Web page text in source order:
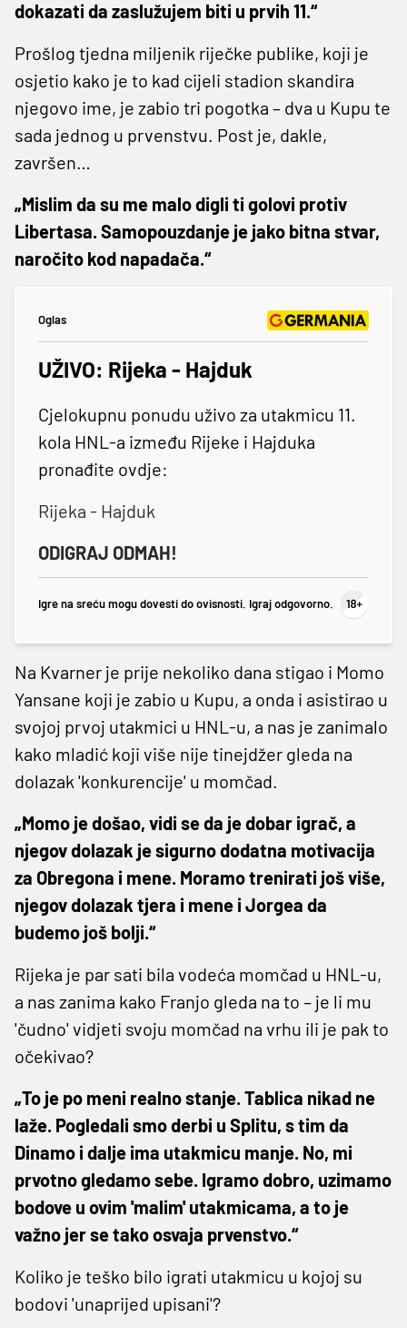
dokazati da zaslužujem biti u prvih 11.“
Prošlog tjedna miljenik riječke publike, koji je
osjetio kako je to kad cijeli stadion skandira
njegovo ime, je zabio tri pogotka – dva u Kupu te
sada jednog u prvenstvu. Post je, dakle,
završen…
„Mislim da su me malo digli ti golovi protiv
Libertasa. Samopouzdanje je jako bitna stvar,
naročito kod napadača.“
Oglas
UŽIVO: Rijeka - Hajduk
Cjelokupnu ponudu uživo za utakmicu 11.
kola HNL-a između Rijeke i Hajduka
pronađite ovdje:
Rijeka - Hajduk
ODIGRAJ ODMAH!
Igre na sreću mogu dovesti do ovisnosti. Igraj odgovorno.
Na Kvarner je prije nekoliko dana stigao i Momo
Yansane koji je zabio u Kupu, a onda i asistirao u
svojoj prvoj utakmici u HNL-u, a nas je zanimalo
kako mladić koji više nije tinejdžer gleda na
dolazak 'konkurencije' u momčad.
„Momo je došao, vidi se da je dobar igrač, a
njegov dolazak je sigurno dodatna motivacija
za Obregona i mene. Moramo trenirati još više,
njegov dolazak tjera i mene i Jorgea da
budemo još bolji.“
Rijeka je par sati bila vodeća momčad u HNL-u,
a nas zanima kako Franjo gleda na to – je li mu
'čudno' vidjeti svoju momčad na vrhu ili je pak to
očekivao?
„To je po meni realno stanje. Tablica nikad ne
laže. Pogledali smo derbi u Splitu, s tim da
Dinamo i dalje ima utakmicu manje. No, mi
prvotno gledamo sebe. Igramo dobro, uzimamo
bodove u ovim 'malim' utakmicama, a to je
važno jer se tako osvaja prvenstvo.“
Koliko je teško bilo igrati utakmicu u kojoj su
bodovi 'unaprijed upisani'?